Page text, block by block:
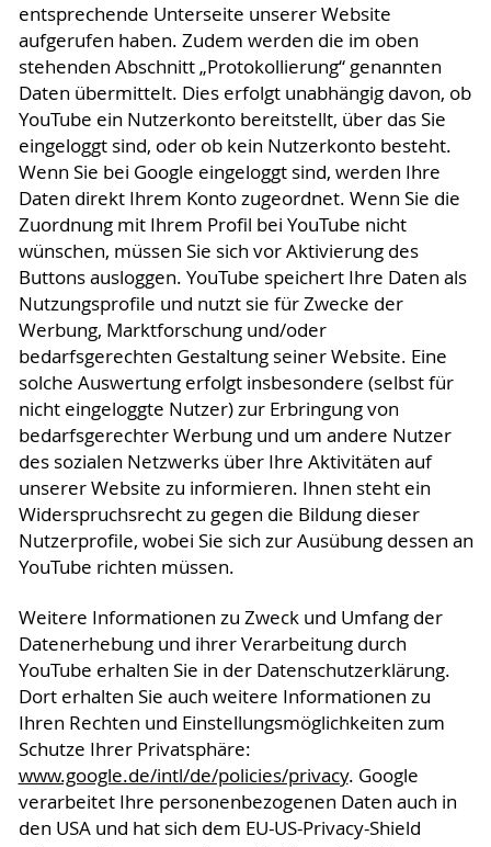
entsprechende Unterseite unserer Website
aufgerufen haben. Zudem werden die im oben
stehenden Abschnitt „Protokollierung“ genannten
Daten übermittelt. Dies erfolgt unabhängig davon, ob
YouTube ein Nutzerkonto bereitstellt, über das Sie
eingeloggt sind, oder ob kein Nutzerkonto besteht.
Wenn Sie bei Google eingeloggt sind, werden Ihre
Daten direkt Ihrem Konto zugeordnet. Wenn Sie die
Zuordnung mit Ihrem Profil bei YouTube nicht
wünschen, müssen Sie sich vor Aktivierung des
Buttons ausloggen. YouTube speichert Ihre Daten als
Nutzungsprofile und nutzt sie für Zwecke der
Werbung, Marktforschung und/oder
bedarfsgerechten Gestaltung seiner Website. Eine
solche Auswertung erfolgt insbesondere (selbst für
nicht eingeloggte Nutzer) zur Erbringung von
bedarfsgerechter Werbung und um andere Nutzer
des sozialen Netzwerks über Ihre Aktivitäten auf
unserer Website zu informieren. Ihnen steht ein
Widerspruchsrecht zu gegen die Bildung dieser
Nutzerprofile, wobei Sie sich zur Ausübung dessen an
YouTube richten müssen.
Weitere Informationen zu Zweck und Umfang der
Datenerhebung und ihrer Verarbeitung durch
YouTube erhalten Sie in der Datenschutzerklärung.
Dort erhalten Sie auch weitere Informationen zu
Ihren Rechten und Einstellungsmöglichkeiten zum
Schutze Ihrer Privatsphäre:
www.google.de/intl/de/policies/privacy. Google
verarbeitet Ihre personenbezogenen Daten auch in
den USA und hat sich dem EU-US-Privacy-Shield